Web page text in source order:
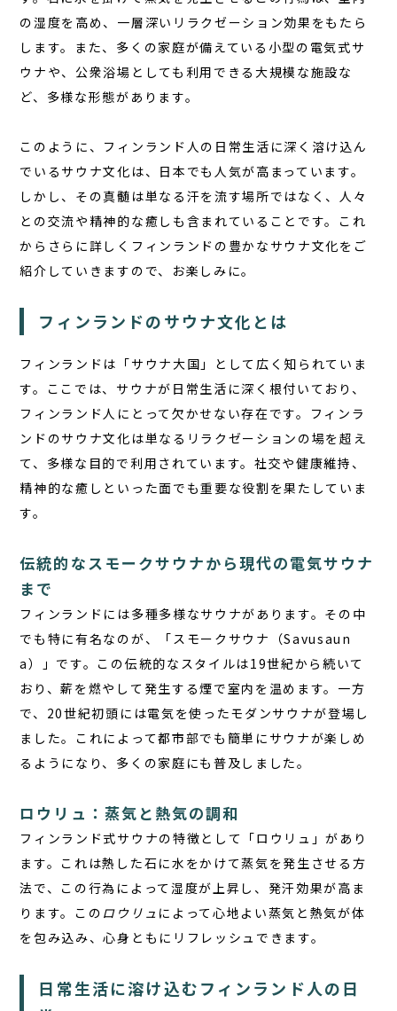
栃木県那須町簑沢563-4旧美野沢小学校
0287-73-5333
宿泊予約 サウナ予約
の湿度を高め、一層深いリラクゼーション効果をもたら
します。また、多くの家庭が備えている小型の電気式サ
ウナや、公衆浴場としても利用できる大規模な施設な
ど、多様な形態があります。
このように、 フィンランド人の日常生活に深く溶け込ん
でいるサウナ文化 は、日本でも人気が高まっています。
しかし、その真髄は単なる汗を流す場所ではなく、人々
との交流や精神的な癒しも含まれていることです。これ
からさらに詳しくフィンランドの豊かなサウナ文化をご
紹介していきますので、お楽しみに。
フィンランドのサウナ文化とは
フィンランドは「サウナ大国」として広く知られていま
す。ここでは、サウナが日常生活に深く根付いており、
フィンランド人にとって欠かせない存在です。
フィンラ
ンドのサウナ文化 は単なるリラクゼーションの場を超え
て、多様な目的で利用されています。社交や健康維持、
精神的な癒しといった面でも重要な役割を果たしていま
す。
伝統的なスモークサウナから現代の電気サウナ
まで
フィンランドには多種多様なサウナがあります。その中
でも特に有名なのが、「スモークサウナ（Savusaun
a）」です。この伝統的なスタイルは19世紀から続いて
おり、薪を燃やして発生する煙で室内を温めます。一方
で、20世紀初頭には電気を使ったモダンサウナが登場し
ました。これによって都市部でも簡単にサウナが楽しめ
るようになり、多くの家庭にも普及しました。
ロウリュ：蒸気と熱気の調和
フィンランド式サウナの特徴として「ロウリュ」があり
ます。これは熱した石に水をかけて蒸気を発生させる方
法で、この行為によって湿度が上昇し、発汗効果が高ま
ります。この ロウリュ によって心地よい蒸気と熱気が体
を包み込み、心身ともにリフレッシュできます。
日常生活に溶け込むフィンランド人の日